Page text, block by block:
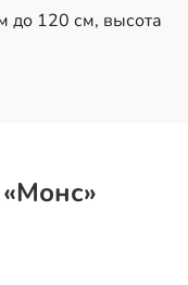
до 120 см, высота